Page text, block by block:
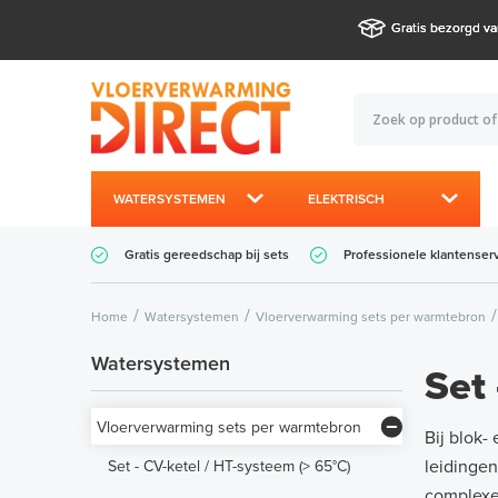
Gratis bezorgd
WATERSYSTEMEN ELEKTRISCH
Gratis gereedschap bij sets Professionele
Home Watersystemen Vloerverwarming sets per warmtebron
Watersystemen
Vloerverwarming sets per warmtebron
Set - CV-ketel / HT-systeem (> 65°C)
Set
Bij blok-